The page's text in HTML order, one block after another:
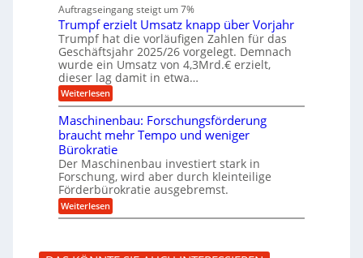
e
n
b
a
u
a
u
f
e
n
f
ü
h
r
u
n
g
e
n
B
S
C
L
w
e
i
t
e
r
t
u
n
g
s
f
r
e
e
s
H
y
b
r
i
d
-
g
Auftragseingang steigt um 7%
Trumpf erzielt Umsatz knapp über Vorjahr
Trumpf hat die vorläufigen Zahlen für das
Geschäftsjahr 2025/26 vorgelegt. Demnach
wurde ein Umsatz von 4,3Mrd.€ erzielt,
dieser lag damit in etwa…
Weiterlesen:
T
u
m
p
f
e
r
z
i
e
U
Maschinenbau: Forschungsförderung
braucht mehr Tempo und weniger
Bürokratie
Der Maschinenbau investiert stark in
Forschung, wird aber durch kleinteilige
Förderbürokratie ausgebremst.
Weiterlesen:
M
c